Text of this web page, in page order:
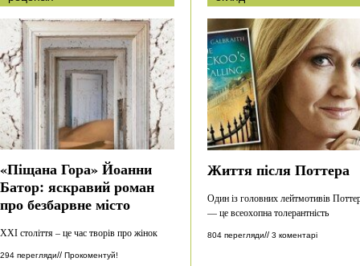
«Піщана Гора» Йоанни
Батор: яскравий роман
про безбарвне місто
ХХІ століття – це час творів про жінок
294 перегляди// Прокоментуй!
Життя після Поттера
Один із головних лейтмотивів
— це всеохопна толерантність
804 перегляди// 3 коментарі